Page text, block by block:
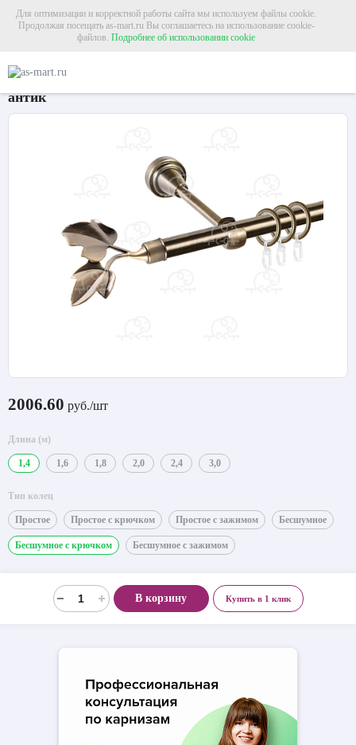
Для оптимизации и корректной работы сайта мы используем файлы cookie.
Продолжая посещать as-mart.ru Вы соглашаетесь на использование cookie-
файлов. Подробнее об использовании cookie
Карниз для штор однорядный «Лист ветка» Ø16Г
антик
2006.60 руб./шт
Длина (м)
1,4 1,6 1,8 2,0 2,4 3,0
Тип колец
Простое Простое с крючком Простое с зажимом Бесшумное
Бесшумное с крючком Бесшумное с зажимом
В корзину Купить в 1 клик